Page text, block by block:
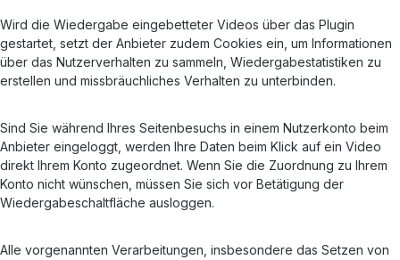
Wird die Wiedergabe eingebetteter Videos über das Plugin
gestartet, setzt der Anbieter zudem Cookies ein, um Informationen
über das Nutzerverhalten zu sammeln, Wiedergabestatistiken zu
erstellen und missbräuchliches Verhalten zu unterbinden.
Sind Sie während Ihres Seitenbesuchs in einem Nutzerkonto beim
Anbieter eingeloggt, werden Ihre Daten beim Klick auf ein Video
direkt Ihrem Konto zugeordnet. Wenn Sie die Zuordnung zu Ihrem
Konto nicht wünschen, müssen Sie sich vor Betätigung der
Wiedergabeschaltfläche ausloggen.
Alle vorgenannten Verarbeitungen, insbesondere das Setzen von